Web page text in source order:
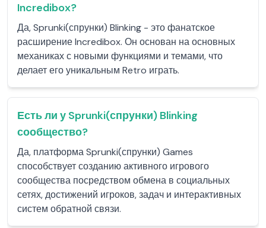
Incredibox?
Да, Sprunki(спрунки) Blinking - это фанатское
расширение Incredibox. Он основан на основных
механиках с новыми функциями и темами, что
делает его уникальным Retro играть.
Есть ли у Sprunki(спрунки) Blinking
сообщество?
Да, платформа Sprunki(спрунки) Games
способствует созданию активного игрового
сообщества посредством обмена в социальных
сетях, достижений игроков, задач и интерактивных
систем обратной связи.